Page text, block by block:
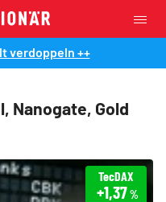
verdoppeln ++
Nanogate, Gold
TecDAX
+1,37%